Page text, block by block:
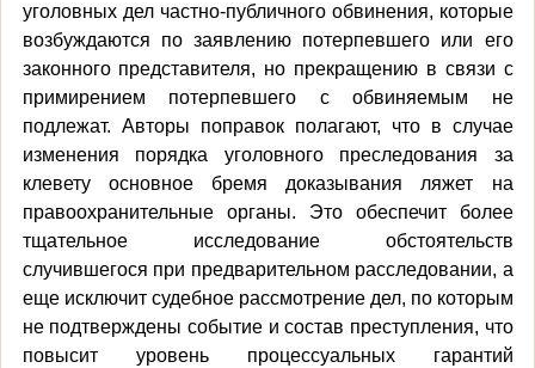
уголовных дел частно-публичного обвинения, которые
возбуждаются по заявлению потерпевшего или его
законного представителя, но прекращению в связи с
примирением потерпевшего с обвиняемым не
подлежат. Авторы поправок полагают, что в случае
изменения порядка уголовного преследования за
клевету основное бремя доказывания ляжет на
правоохранительные органы. Это обеспечит более
тщательное исследование обстоятельств
случившегося при предварительном расследовании, а
еще исключит судебное рассмотрение дел, по которым
не подтверждены событие и состав преступления, что
повысит уровень процессуальных гарантий